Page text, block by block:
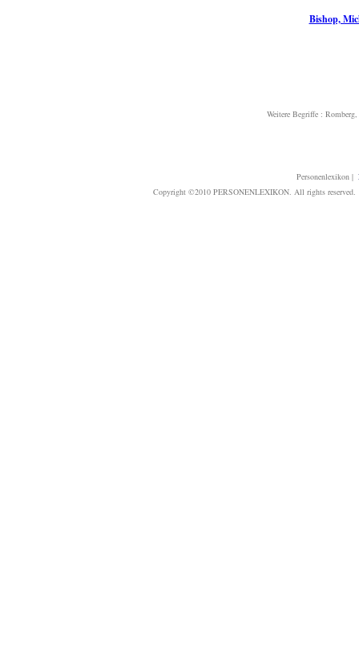
Bishop,
Weitere Begriffe :
Personenlexikon|
Copyright ©2010 PERSONENLEXIKON. All rights